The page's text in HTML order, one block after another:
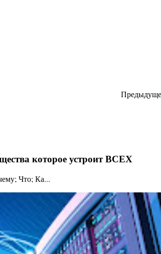
которое устроит ВСЕХ
Что; Ка...